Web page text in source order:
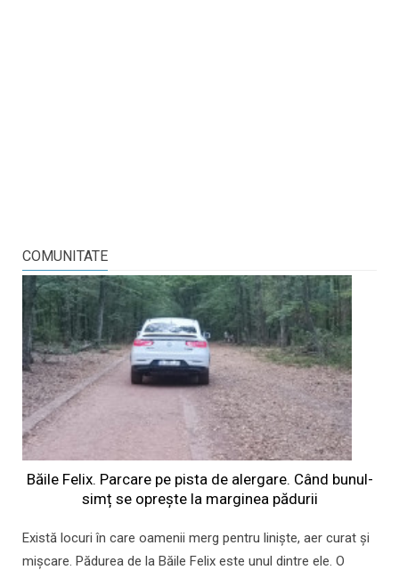
COMUNITATE
Băile Felix. Parcare pe pista de alergare. Când bunul-
simț se oprește la marginea pădurii
Există locuri în care oamenii merg pentru liniște, aer curat și
mișcare. Pădurea de la Băile Felix este unul dintre ele. O